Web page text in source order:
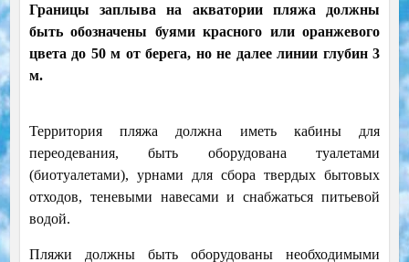
Границы заплыва на акватории пляжа должны
быть обозначены буями красного или оранжевого
цвета до 50 м от берега, но не далее линии глубин 3
м.
Территория пляжа должна иметь кабины для
переодевания, быть оборудована туалетами
(биотуалетами), урнами для сбора твердых бытовых
отходов, теневыми навесами и снабжаться питьевой
водой.
Пляжи должны быть оборудованы необходимыми